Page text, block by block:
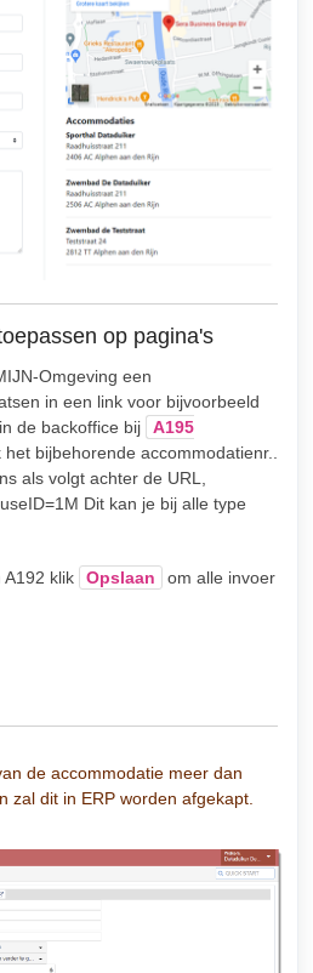
op pagina's
Omgeving een
in een link voor bijvoorbeeld
de backoffice bij
A195
het bijbehorende accommodatienr..
als volgt achter de URL,
Dit kan je bij alle type
A192 klik Opslaan
om alle invoer
de accommodatie meer dan
zal dit in ERP worden afgekapt.